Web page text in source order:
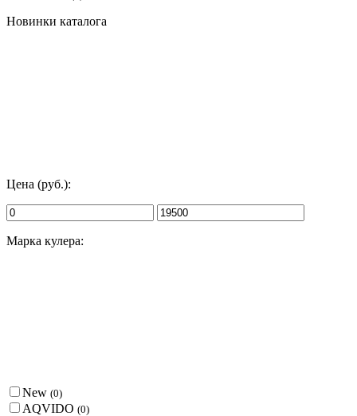
Новинки каталога
Цена (руб.):
Марка кулера:
New (0)
AQVIDO (0)